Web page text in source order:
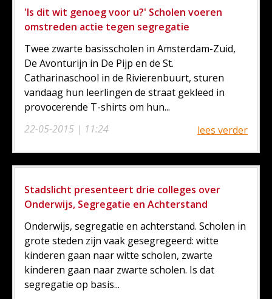
'Is dit wit genoeg voor u?' Scholen voeren
omstreden actie tegen segregatie
22-05-2015 | 11:24
Twee zwarte basisscholen in Amsterdam-Zuid,
De Avonturijn in De Pijp en de St.
Catharinaschool in de Rivierenbuurt, sturen
vandaag hun leerlingen de straat gekleed in
provocerende T-shirts om hun...
lees verder
Stadslicht presenteert drie colleges over
Onderwijs, Segregatie en Achterstand
Onderwijs, segregatie en achterstand. Scholen in
grote steden zijn vaak gesegregeerd: witte
kinderen gaan naar witte scholen, zwarte
kinderen gaan naar zwarte scholen. Is dat
segregatie op basis...